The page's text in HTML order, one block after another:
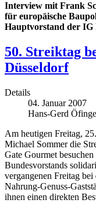
Interview mit Frank
für europäische
Hauptvorstand der IG
50. Streiktag
Düsseldorf
Details
04. Januar 2007
Hans-Gerd
Am heutigen Freitag,
Michael Sommer die
Gate Gourmet
Bundesvorstands
vergangenen Freitag
Nahrung-Genuss-
ihnen einen direkten